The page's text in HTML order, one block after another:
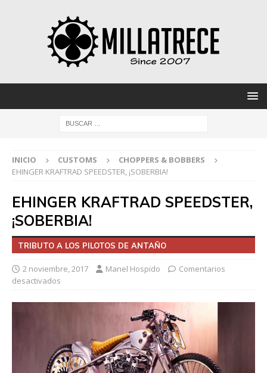
INICIO CUSTOMS
CHOPPERS & BOBBERS
EHINGER KRAFTRAD SPEEDSTER, ¡SOBERBIA!
EHINGER KRAFTRAD SPEEDSTER,
¡SOBERBIA!
TRIBUTO A LOS PILOTOS DE ANTAÑO
2 noviembre, 2017 Manel Hospido
Comentarios
desactivados